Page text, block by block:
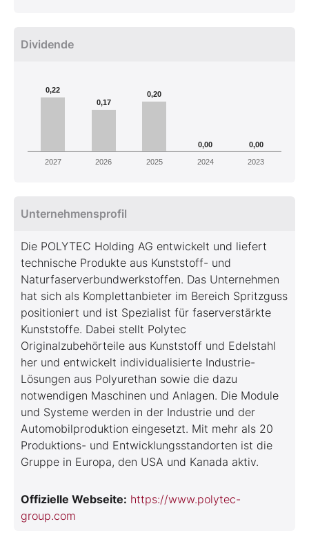
Dividende
0,22
0,17
0,20
0,00 0,00
2027 2026 2025 2024 2023
Unternehmensprofil
Die POLYTEC Holding AG entwickelt und liefert
technische Produkte aus Kunststoff- und
Naturfaserverbundwerkstoffen. Das Unternehmen
hat sich als Komplettanbieter im Bereich Spritzguss
positioniert und ist Spezialist für faserverstärkte
Kunststoffe. Dabei stellt Polytec
Originalzubehörteile aus Kunststoff und Edelstahl
her und entwickelt individualisierte Industrie-
Lösungen aus Polyurethan sowie die dazu
notwendigen Maschinen und Anlagen. Die Module
und Systeme werden in der Industrie und der
Automobilproduktion eingesetzt. Mit mehr als 20
Produktions- und Entwicklungsstandorten ist die
Gruppe in Europa, den USA und Kanada aktiv.
Offizielle Webseite: https://www.polytec-
group.com